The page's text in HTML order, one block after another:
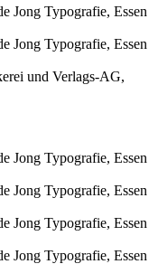
Jong Typografie, Essen
Jong Typografie, Essen
und Verlags-AG,
Jong Typografie, Essen
Jong Typografie, Essen
Jong Typografie, Essen
Jong Typografie, Essen